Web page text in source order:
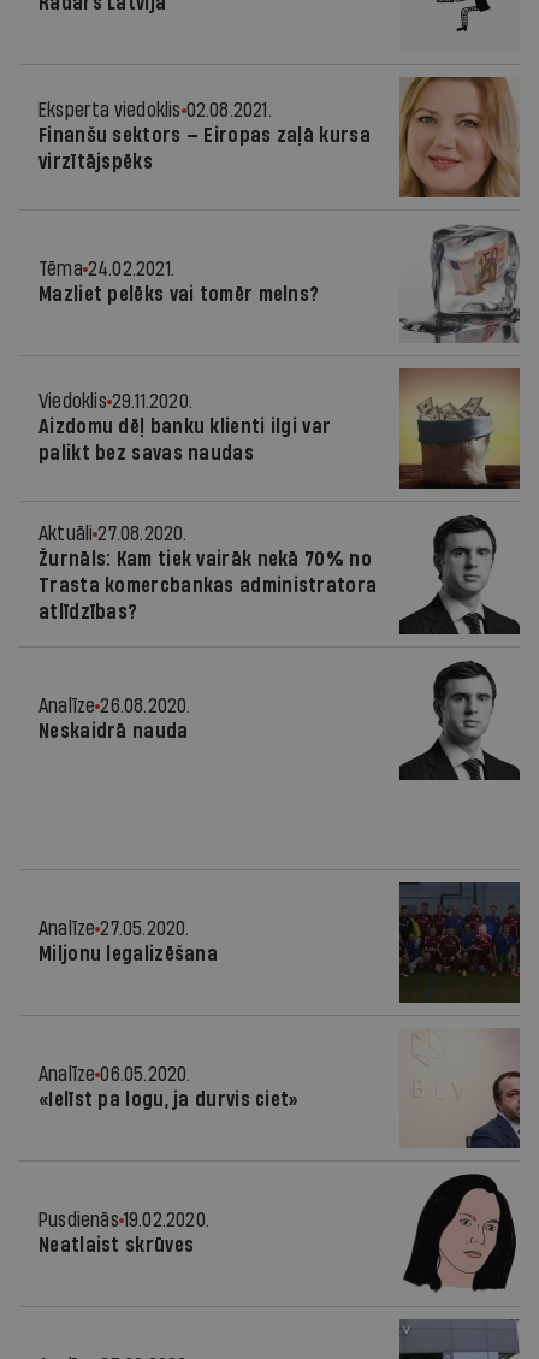
Eksperta viedoklis 02.08.2021.
Finanšu sektors — Eiropas zaļā kursa
virzītājspēks
Tēma 24.02.2021.
Mazliet pelēks vai tomēr melns?
Viedoklis 29.11.2020.
Aizdomu dēļ banku klienti ilgi var
palikt bez savas naudas
Aktuāli 27.08.2020.
Žurnāls: Kam tiek vairāk nekā 70% no
Trasta komercbankas administratora
atlīdzības?
Analīze 26.08.2020.
Neskaidrā nauda
Analīze 27.05.2020.
Miljonu legalizēšana
Analīze 06.05.2020.
«Ielīst pa logu, ja durvis ciet»
Pusdienās 19.02.2020.
Neatlaist skrūves